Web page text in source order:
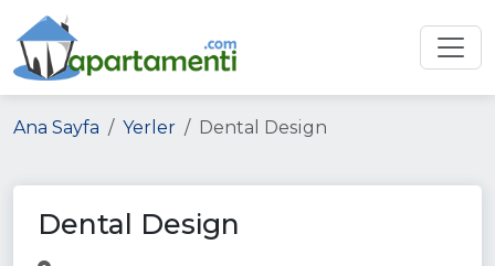
Ana Sayfa Yerler Dental Design
Dental Design